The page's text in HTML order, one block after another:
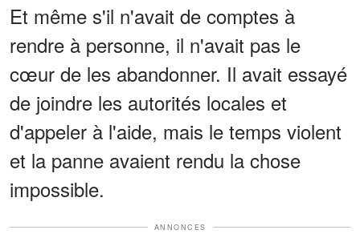
Et même s'il n'avait de comptes à
rendre à personne, il n'avait pas le
cœur de les abandonner. Il avait essayé
de joindre les autorités locales et
d'appeler à l'aide, mais le temps violent
et la panne avaient rendu la chose
impossible.
ANNONCES